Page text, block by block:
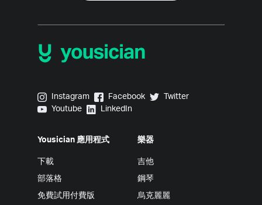
Yousician on Instagram
Instagram Yousician on Facebook
Facebook Yousician on Twitter
Twitter
Yousician on Youtube
Youtube Yousician on LinkedIn
LinkedIn
Yousician 應用程式
下載
部落格
免費試用付費版
樂器
吉他
鋼琴
烏克麗麗